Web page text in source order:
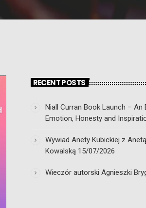
RECENT POSTS
Niall Curran Book Launch – An
Emotion, Honesty and
Wywiad Anety Kubickiej z
Kowalską 15/07/2026
Wieczór autorski Agnieszki